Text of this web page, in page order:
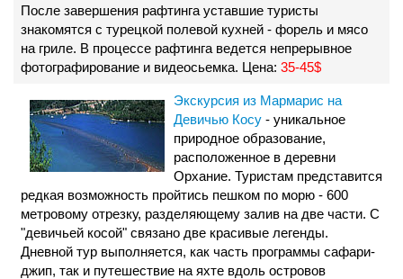
После завершения рафтинга уставшие туристы
знакомятся с турецкой полевой кухней - форель и мясо
на гриле. В процессе рафтинга ведется непрерывное
фотографирование и видеосьемка. Цена: 35-45$
Экскурсия из Мармарис на
Девичью Косу - уникальное
природное образование,
расположенное в деревни
Орхание. Туристам представится
редкая возможность пройтись пешком по морю - 600
метровому отрезку, разделяющему залив на две части. С
"девичьей косой" связано две красивые легенды.
Дневной тур выполняется, как часть программы сафари-
джип, так и путешествие на яхте вдоль островов